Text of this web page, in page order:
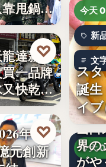
甩鍋盧
達新牌
一品牌
快乾、
♡
年7月
元創新
♡
10
今天
新
文
ス
誕
イ
い
今天
山口
界の
が